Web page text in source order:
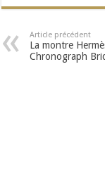
Article précédent
La montre
Chronograph